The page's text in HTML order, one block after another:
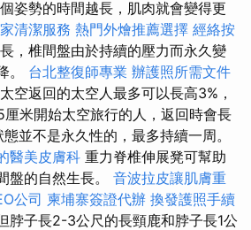
姿勢的時間越長，肌肉就會變得更
清潔服務 熱門外燴推薦選擇 經絡按
，椎間盤由於持續的壓力而永久變
。 台北整復師專業 辦護照所需文件
空返回的太空人最多可以長高3%，
米開始太空旅行的人，返回時會長
並不是永久性的，最多持續一周。
醫美皮膚科 重力脊椎伸展凳可幫助
盤的自然生長。 音波拉皮讓肌膚重
公司 柬埔寨簽證代辦 換發護照手續
脖子長2-3公尺的長頸鹿和脖子長1公